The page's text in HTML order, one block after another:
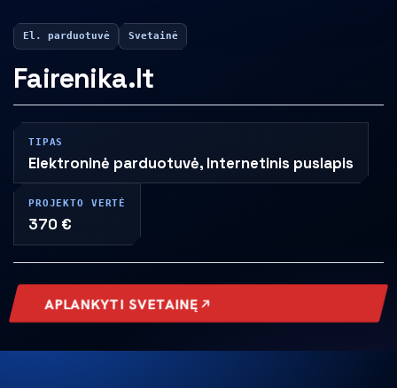
El. parduotuvė Svetainė
Fairenika.lt
TIPAS
Elektroninė parduotuvė, Internetinis puslapis
PROJEKTO VERTĖ
370 €
APLANKYTI SVETAINĘ